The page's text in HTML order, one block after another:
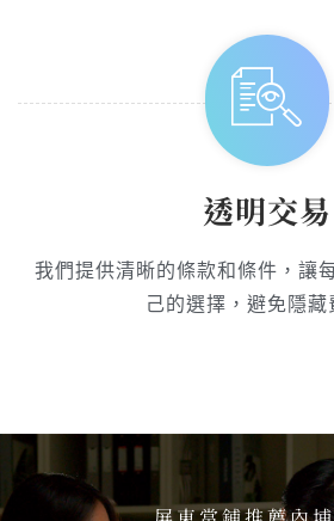
透明交易
我們提供清晰的條款和條件，讓
己的選擇，避免隱藏